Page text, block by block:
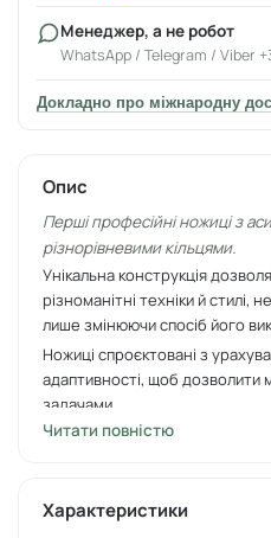
Менеджер, а не робот
WhatsApp / Telegram / Viber
Докладно про міжнародну
Опис
Перші професійні ножиці з
різнорівневими кільцями.
Унікальна конструкція
різноманітні техніки й стилі,
лише змінюючи спосіб його
Ножиці спроєктовані з
адаптивності, щоб дозволити
задачами.
Удосконалена нова форма
комфортне природне
Читати повністю
Характеристики